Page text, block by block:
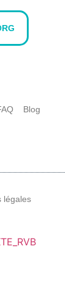
Blog
légales